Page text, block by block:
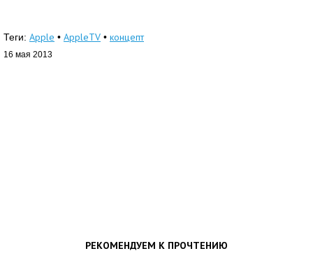
Теги: Apple • AppleTV • концепт
16 мая 2013
РЕКОМЕНДУЕМ К ПРОЧТЕНИЮ